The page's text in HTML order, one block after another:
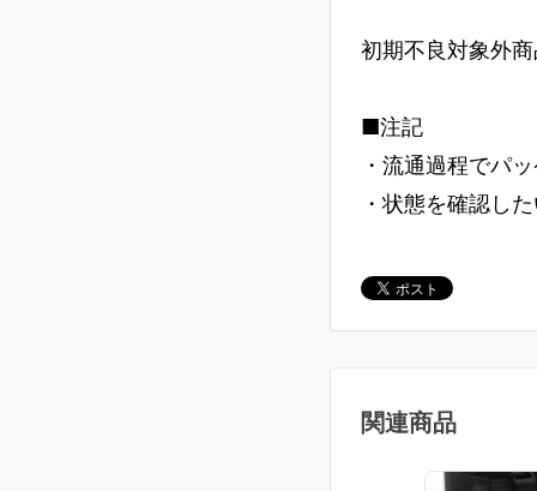
初期不良対象外
■注記
・流通過程でパ
・状態を確認し
関連商品